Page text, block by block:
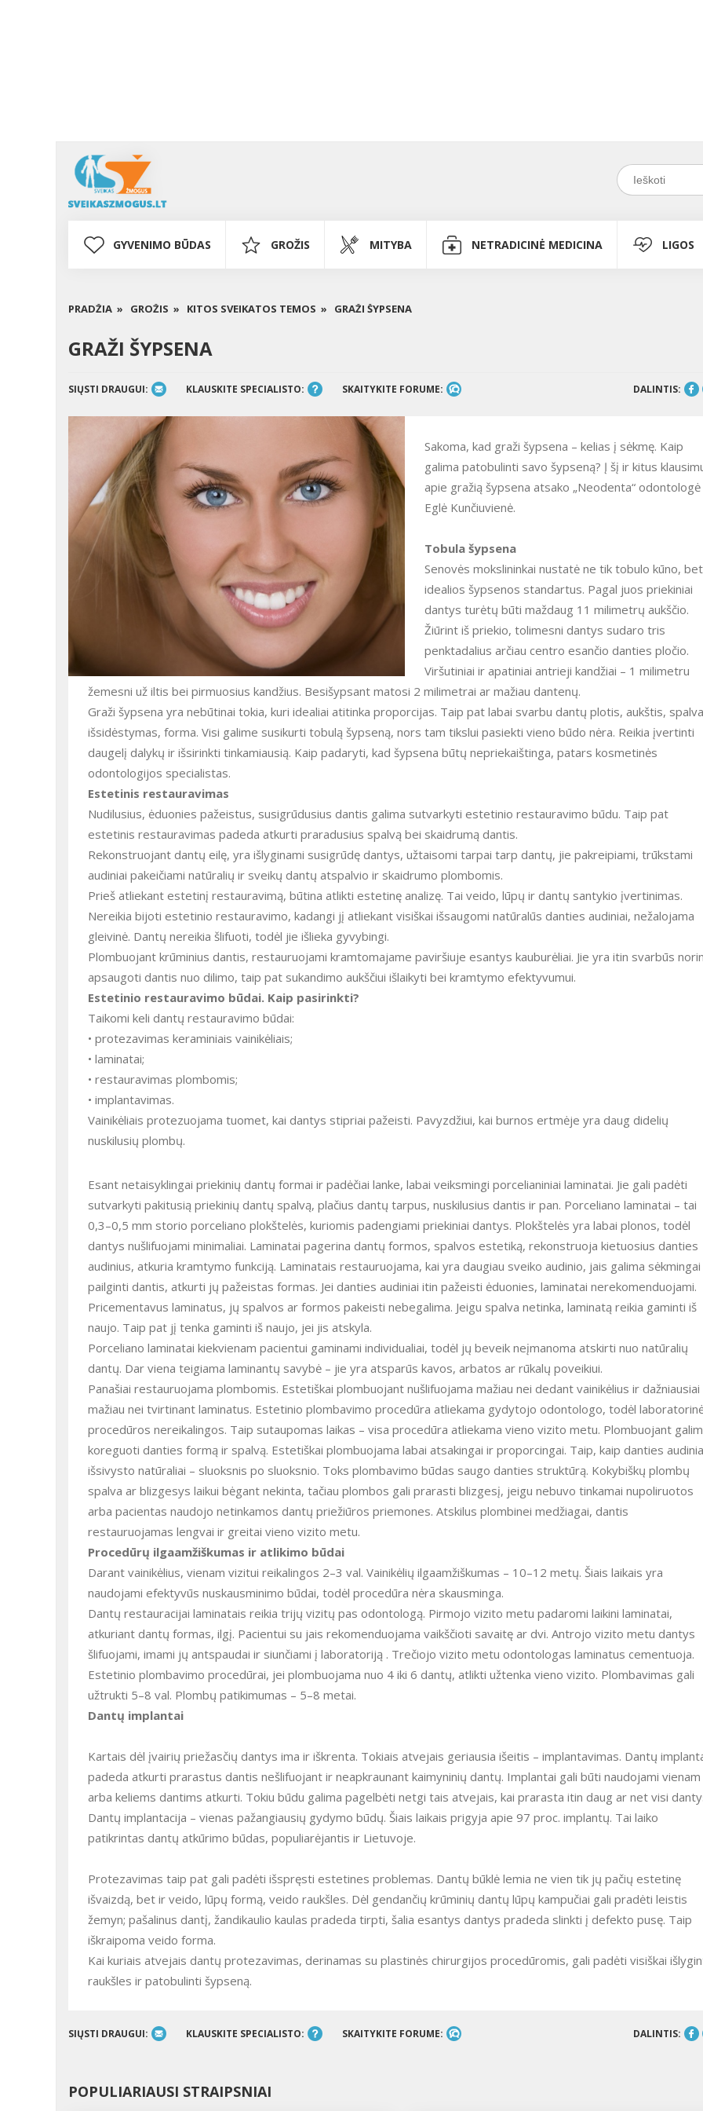
GYVENIMO BŪDAS GROŽIS MITYBA NETRADICINĖ MEDICINA LIGOS
PRADŽIA » GROŽIS » KITOS SVEIKATOS TEMOS » GRAŽI ŠYPSENA
GRAŽI ŠYPSENA
SIŲSTI DRAUGUI: KLAUSKITE SPECIALISTO: SKAITYKITE FORUME: DALINTIS:
Sakoma, kad graži šypsena – kelias į sėkmę. Kaip
galima patobulinti savo šypseną? Į šį ir kitus
apie gražią šypsena atsako „Neodenta“ odontologė
Eglė Kunčiuvienė.
Tobula šypsena
Senovės mokslininkai nustatė ne tik tobulo kūno,
idealios šypsenos standartus. Pagal juos priekiniai
dantys turėtų būti maždaug 11 milimetrų aukščio.
Žiūrint iš priekio, tolimesni dantys sudaro tris
penktadalius arčiau centro esančio danties pločio.
Viršutiniai ir apatiniai antrieji kandžiai – 1 milimetru
žemesni už iltis bei pirmuosius kandžius. Besišypsant matosi 2 milimetrai ar mažiau dantenų.
Graži šypsena yra nebūtinai tokia, kuri idealiai atitinka proporcijas. Taip pat labai svarbu dantų plotis, aukštis,
išsidėstymas, forma. Visi galime susikurti tobulą šypseną, nors tam tikslui pasiekti vieno būdo nėra. Reikia įvertinti
daugelį dalykų ir išsirinkti tinkamiausią. Kaip padaryti, kad šypsena būtų nepriekaištinga, patars kosmetinės
odontologijos specialistas.
Estetinis restauravimas
Nudilusius, ėduonies pažeistus, susigrūdusius dantis galima sutvarkyti estetinio restauravimo būdu. Taip pat
estetinis restauravimas padeda atkurti praradusius spalvą bei skaidrumą dantis.
Rekonstruojant dantų eilę, yra išlyginami susigrūdę dantys, užtaisomi tarpai tarp dantų, jie pakreipiami, trūkstami
audiniai pakeičiami natūralių ir sveikų dantų atspalvio ir skaidrumo plombomis.
Prieš atliekant estetinį restauravimą, būtina atlikti estetinę analizę. Tai veido, lūpų ir dantų santykio įvertinimas.
Nereikia bijoti estetinio restauravimo, kadangi jį atliekant visiškai išsaugomi natūralūs danties audiniai, nežalojama
gleivinė. Dantų nereikia šlifuoti, todėl jie išlieka gyvybingi.
Plombuojant krūminius dantis, restauruojami kramtomajame paviršiuje esantys kauburėliai. Jie yra itin svarbūs
apsaugoti dantis nuo dilimo, taip pat sukandimo aukščiui išlaikyti bei kramtymo efektyvumui.
Estetinio restauravimo būdai. Kaip pasirinkti?
Taikomi keli dantų restauravimo būdai:
• protezavimas keraminiais vainikėliais;
• laminatai;
• restauravimas plombomis;
• implantavimas.
Vainikėliais protezuojama tuomet, kai dantys stipriai pažeisti. Pavyzdžiui, kai burnos ertmėje yra daug didelių
nuskilusių plombų.
Esant netaisyklingai priekinių dantų formai ir padėčiai lanke, labai veiksmingi porcelianiniai laminatai. Jie gali padėti
sutvarkyti pakitusią priekinių dantų spalvą, plačius dantų tarpus, nuskilusius dantis ir pan. Porceliano laminatai – tai
0,3–0,5 mm storio porceliano plokštelės, kuriomis padengiami priekiniai dantys. Plokštelės yra labai plonos, todėl
dantys nušlifuojami minimaliai. Laminatai pagerina dantų formos, spalvos estetiką, rekonstruoja kietuosius danties
audinius, atkuria kramtymo funkciją. Laminatais restauruojama, kai yra daugiau sveiko audinio, jais galima sėkmingai
pailginti dantis, atkurti jų pažeistas formas. Jei danties audiniai itin pažeisti ėduonies, laminatai nerekomenduojami.
Pricementavus laminatus, jų spalvos ar formos pakeisti nebegalima. Jeigu spalva netinka, laminatą reikia gaminti iš
naujo. Taip pat jį tenka gaminti iš naujo, jei jis atskyla.
Porceliano laminatai kiekvienam pacientui gaminami individualiai, todėl jų beveik neįmanoma atskirti nuo natūralių
dantų. Dar viena teigiama laminantų savybė – jie yra atsparūs kavos, arbatos ar rūkalų poveikiui.
Panašiai restauruojama plombomis. Estetiškai plombuojant nušlifuojama mažiau nei dedant vainikėlius ir dažniausiai
mažiau nei tvirtinant laminatus. Estetinio plombavimo procedūra atliekama gydytojo odontologo, todėl
procedūros nereikalingos. Taip sutaupomas laikas – visa procedūra atliekama vieno vizito metu. Plombuojant
koreguoti danties formą ir spalvą. Estetiškai plombuojama labai atsakingai ir proporcingai. Taip, kaip danties
išsivysto natūraliai – sluoksnis po sluoksnio. Toks plombavimo būdas saugo danties struktūrą. Kokybiškų plombų
spalva ar blizgesys laikui bėgant nekinta, tačiau plombos gali prarasti blizgesį, jeigu nebuvo tinkamai nupoliruotos
arba pacientas naudojo netinkamos dantų priežiūros priemones. Atskilus plombinei medžiagai, dantis
restauruojamas lengvai ir greitai vieno vizito metu.
Procedūrų ilgaamžiškumas ir atlikimo būdai
Darant vainikėlius, vienam vizitui reikalingos 2–3 val. Vainikėlių ilgaamžiškumas – 10–12 metų. Šiais laikais yra
naudojami efektyvūs nuskausminimo būdai, todėl procedūra nėra skausminga.
Dantų restauracijai laminatais reikia trijų vizitų pas odontologą. Pirmojo vizito metu padaromi laikini laminatai,
atkuriant dantų formas, ilgį. Pacientui su jais rekomenduojama vaikščioti savaitę ar dvi. Antrojo vizito metu dantys
šlifuojami, imami jų antspaudai ir siunčiami į laboratoriją . Trečiojo vizito metu odontologas laminatus cementuoja.
Estetinio plombavimo procedūrai, jei plombuojama nuo 4 iki 6 dantų, atlikti užtenka vieno vizito. Plombavimas gali
užtrukti 5–8 val. Plombų patikimumas – 5–8 metai.
Dantų implantai
Kartais dėl įvairių priežasčių dantys ima ir iškrenta. Tokiais atvejais geriausia išeitis – implantavimas. Dantų
padeda atkurti prarastus dantis nešlifuojant ir neapkraunant kaimyninių dantų. Implantai gali būti naudojami vienam
arba keliems dantims atkurti. Tokiu būdu galima pagelbėti netgi tais atvejais, kai prarasta itin daug ar net visi
Dantų implantacija – vienas pažangiausių gydymo būdų. Šiais laikais prigyja apie 97 proc. implantų. Tai laiko
patikrintas dantų atkūrimo būdas, populiarėjantis ir Lietuvoje.
Protezavimas taip pat gali padėti išspręsti estetines problemas. Dantų būklė lemia ne vien tik jų pačių estetinę
išvaizdą, bet ir veido, lūpų formą, veido raukšles. Dėl gendančių krūminių dantų lūpų kampučiai gali pradėti leistis
žemyn; pašalinus dantį, žandikaulio kaulas pradeda tirpti, šalia esantys dantys pradeda slinkti į defekto pusę. Taip
iškraipoma veido forma.
Kai kuriais atvejais dantų protezavimas, derinamas su plastinės chirurgijos procedūromis, gali padėti visiškai
raukšles ir patobulinti šypseną.
SIŲSTI DRAUGUI: KLAUSKITE SPECIALISTO: SKAITYKITE FORUME: DALINTIS:
POPULIARIAUSI STRAIPSNIAI